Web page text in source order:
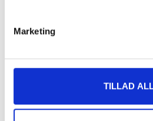
Marketing
TILLAD
SE MERE